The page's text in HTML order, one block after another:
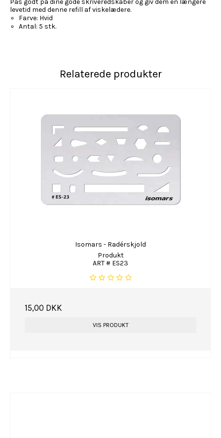
Pas godt på dine gode skriveredskaber og giv dem en længere
levetid med denne refill af viskelædere.
Farve: Hvid
Antal: 5 stk.
Relaterede produkter
Isomars - Radérskjold
Produkt
ART # ES23
15,00 DKK
VIS PRODUKT